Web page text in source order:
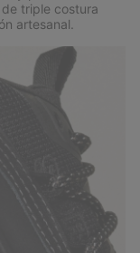
triple costura
artesanal.